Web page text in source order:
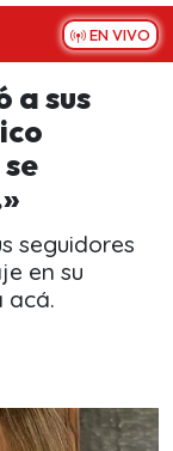
EN VIVO
a sus
seguidores
en su
acá.